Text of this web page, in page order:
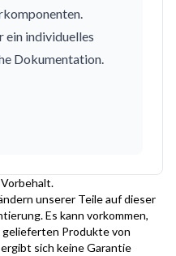
ein individuelles
Dokumentation.
unserer Teile auf dieser
Es kann vorkommen,
Produkte von
sich keine Garantie